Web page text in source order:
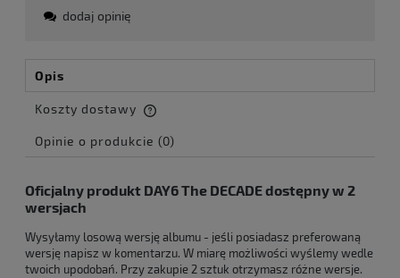
dodaj opinię
Opis
Koszty dostawy
Cena nie zawiera ewentualnych kosztów płatności
Opinie o produkcie (0)
Oficjalny produkt DAY6 The DECADE dostępny w 2
wersjach
Wysyłamy losową wersję albumu - jeśli posiadasz preferowaną
wersję napisz w komentarzu. W miarę możliwości wyślemy wedle
twoich upodobań. Przy zakupie 2 sztuk otrzymasz różne wersje.